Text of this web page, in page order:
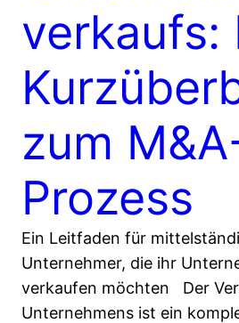
verkaufs:
zum
Prozess
Ein Leitfaden für
Unternehmer, die ihr
verkaufen möchten Der
Unternehmens ist ein